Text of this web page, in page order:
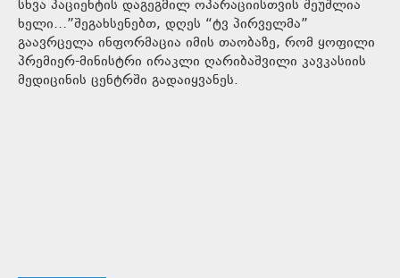
სხვა პაციენტის დაგეგმილ ოპარაციისთვის შეუშლია
ხელი…”შეგახსენებთ, დღეს “ტვ პირველმა”
გაავრცელა ინფორმაცია იმის თაობაზე, რომ ყოფილი
პრემიერ-მინისტრი ირაკლი ღარიბაშვილი კავკასიის
მედიცინის ცენტრში გადაიყვანეს.